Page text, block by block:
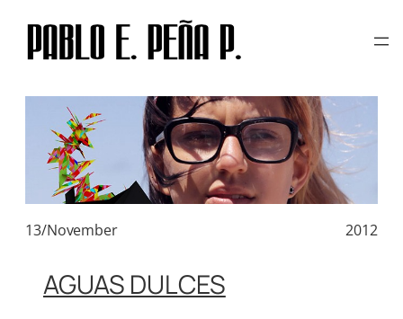
TAG: HI MORI
13/November 2012
AGUAS DULCES